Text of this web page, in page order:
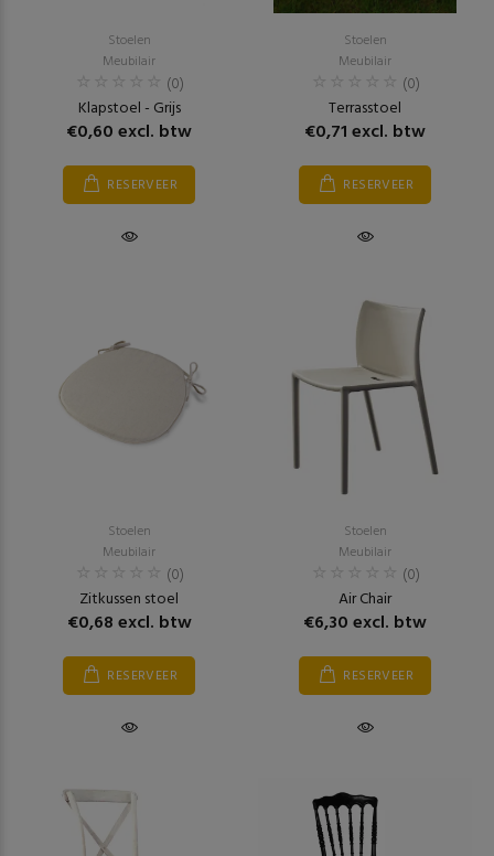
Stoelen
Meubilair
(0)
Klapstoel - Grijs
€0,60 excl. btw
RESERVEER
Stoelen
Meubilair
(0)
Terrasstoel
€0,71 excl. btw
RESERVEER
Stoelen
Meubilair
(0)
Zitkussen stoel
€0,68 excl. btw
RESERVEER
Stoelen
Meubilair
(0)
Air Chair
€6,30 excl. btw
RESERVEER